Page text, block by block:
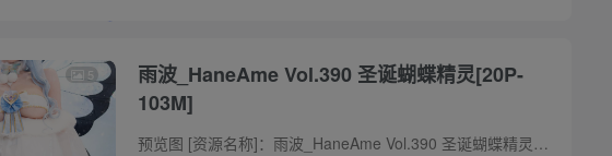
5
雨波_HaneAme Vol.390 圣诞蝴蝶精灵[20P-
103M]
预览图 [资源名称]：雨波_HaneAme Vol.390 圣诞蝴蝶精灵[20P-103M] [水印说明]：预览图有压缩,套图内均为原版无水印高清大图 [版权申明]：本站内容均来自网络,仅作分享,如有问题请联系删除 [下...